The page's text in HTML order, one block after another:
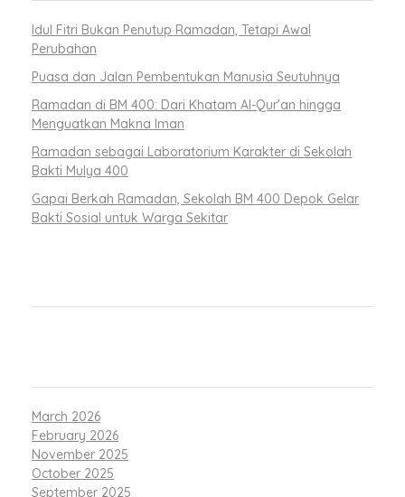
Idul Fitri Bukan Penutup Ramadan, Tetapi Awal
Perubahan
Puasa dan Jalan Pembentukan Manusia Seutuhnya
Ramadan di BM 400: Dari Khatam Al-Qur’an hingga
Menguatkan Makna Iman
Ramadan sebagai Laboratorium Karakter di Sekolah
Bakti Mulya 400
Gapai Berkah Ramadan, Sekolah BM 400 Depok Gelar
Bakti Sosial untuk Warga Sekitar
March 2026
February 2026
November 2025
October 2025
September 2025